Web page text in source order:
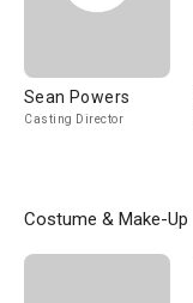
Sean Powers
Casting Director
Costume & Make-Up